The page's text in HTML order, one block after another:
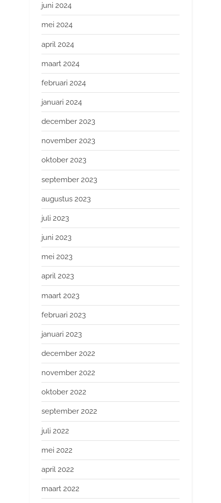
juni 2024
mei 2024
april 2024
maart 2024
februari 2024
januari 2024
december 2023
november 2023
oktober 2023
september 2023
augustus 2023
juli 2023
juni 2023
mei 2023
april 2023
maart 2023
februari 2023
januari 2023
december 2022
november 2022
oktober 2022
september 2022
juli 2022
mei 2022
april 2022
maart 2022